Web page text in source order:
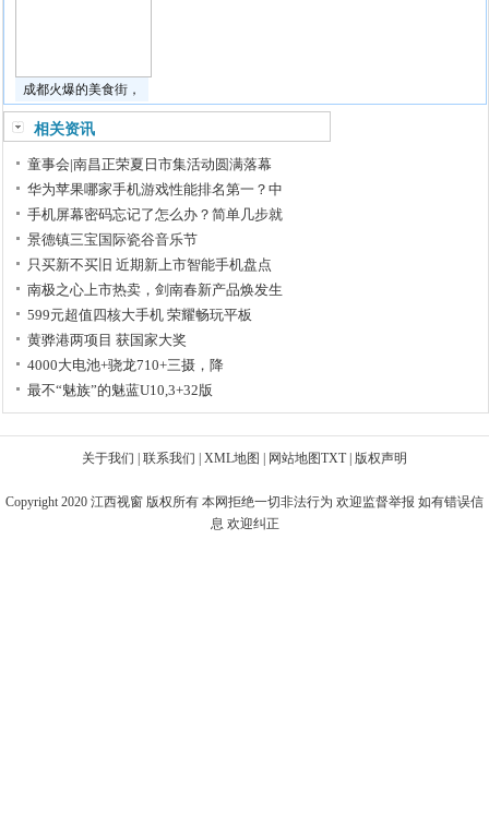
成都火爆的美食街，
相关资讯
童事会|南昌正荣夏日市集活动圆满落幕
华为苹果哪家手机游戏性能排名第一？中
手机屏幕密码忘记了怎么办？简单几步就
景德镇三宝国际瓷谷音乐节
只买新不买旧 近期新上市智能手机盘点
南极之心上市热卖，剑南春新产品焕发生
599元超值四核大手机 荣耀畅玩平板
黄骅港两项目 获国家大奖
4000大电池+骁龙710+三摄，降
最不“魅族”的魅蓝U10,3+32版
关于我们 联系我们 XML地图 网站地图TXT| 版权声明
Copyright 2020 江西视窗 版权所有 本网拒绝一切非法行为 欢迎监督举报 如有错误信
息 欢迎纠正